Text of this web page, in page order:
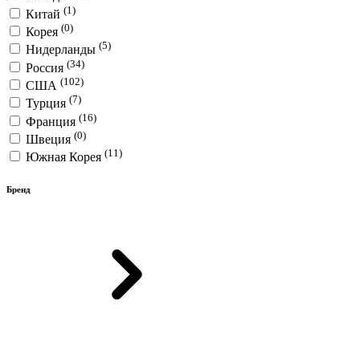
Китай (1)
Корея (0)
Нидерланды (5)
Россия (34)
США (102)
Турция (7)
Франция (16)
Швеция (0)
Южная Корея (11)
Бренд